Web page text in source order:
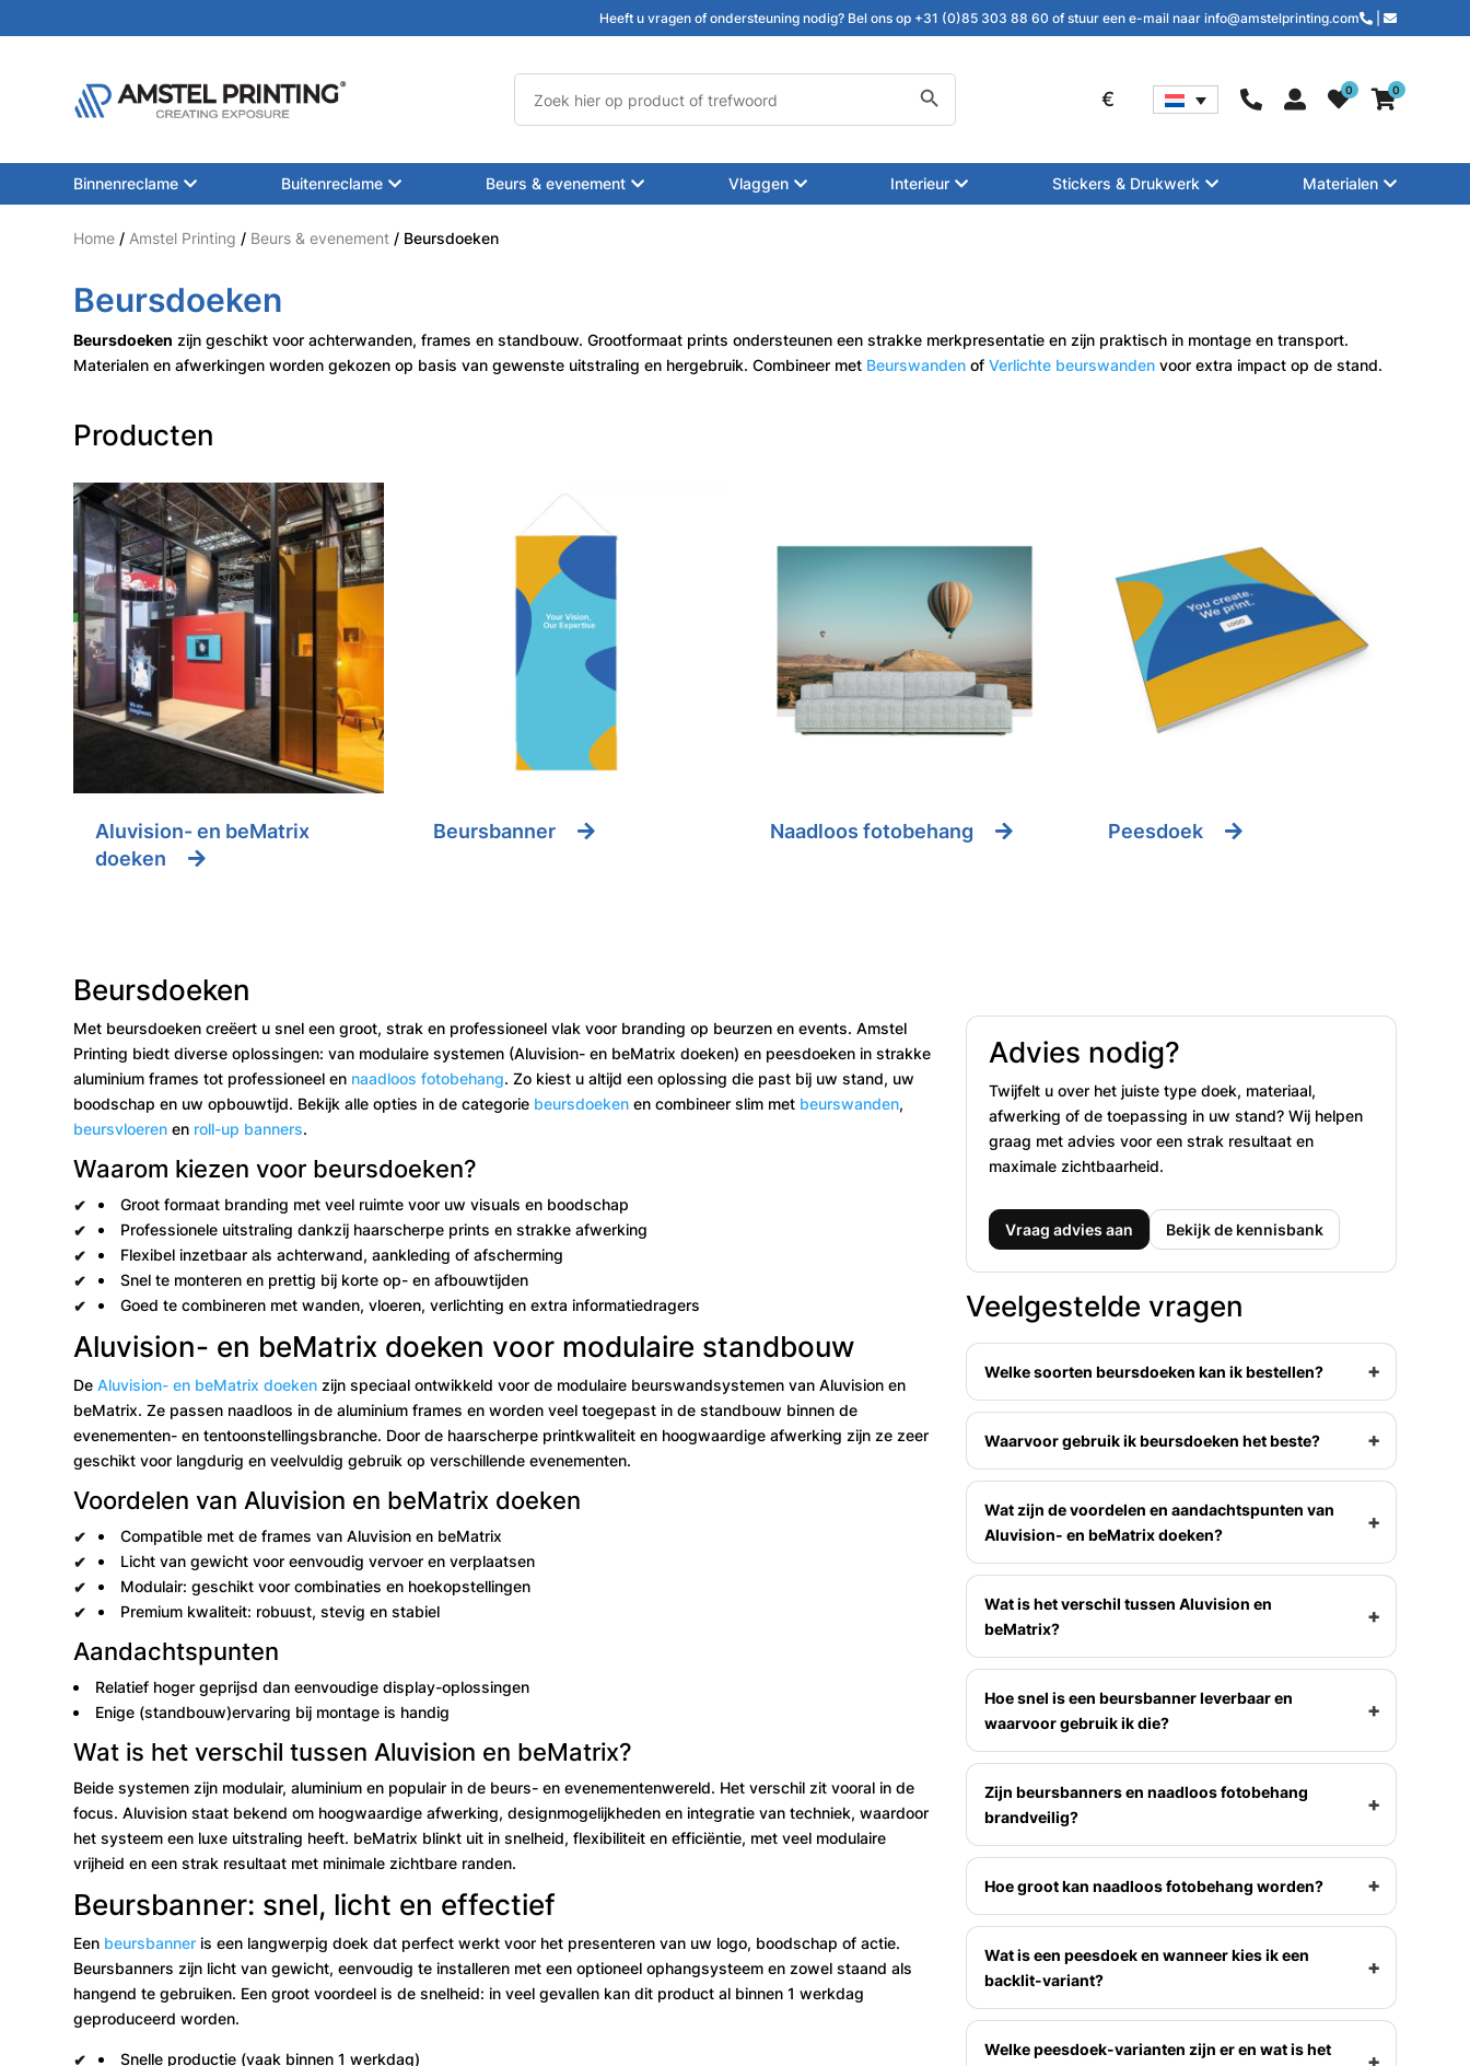
Heeft u vragen of ondersteuning nodig? Bel ons op +31 (0)85 303 88 60 of stuur een e-mail naar info@amstelprinting.com
naar:
Zoekknop
€ 0 0
Binnenreclame Buitenreclame Beurs & evenement Vlaggen Interieur Stickers & Drukwerk Materialen
Home / Amstel Printing / Beurs & evenement / Beursdoeken
Beursdoeken
Beursdoeken zijn geschikt voor achterwanden, frames en standbouw. Grootformaat prints ondersteunen een strakke merkpresentatie en zijn praktisch in montage en transport.
Materialen en afwerkingen worden gekozen op basis van gewenste uitstraling en hergebruik. Combineer met Beurswanden ofVerlichte beurswanden voor extra impact op de stand.
Producten
Aluvision- en beMatrix
doeken
Beursbanner Naadloos fotobehang Peesdoek
Beursdoeken
Met beursdoeken creëert u snel een groot, strak en professioneel vlak voor branding op beurzen en events. Amstel
Printing biedt diverse oplossingen: van modulaire systemen (Aluvision- en beMatrix doeken) en peesdoeken in strakke
aluminium frames tot professioneel en naadloos fotobehang. Zo kiest u altijd een oplossing die past bij uw stand, uw
boodschap en uw opbouwtijd. Bekijk alle opties in de categorie beursdoeken en combineer slim met beurswanden,
beursvloeren en roll-up banners.
Waarom kiezen voor beursdoeken?
Groot formaat branding met veel ruimte voor uw visuals en boodschap
Professionele uitstraling dankzij haarscherpe prints en strakke afwerking
Flexibel inzetbaar als achterwand, aankleding of afscherming
Snel te monteren en prettig bij korte op- en afbouwtijden
Goed te combineren met wanden, vloeren, verlichting en extra informatiedragers
Aluvision- en beMatrix doeken voor modulaire standbouw
DeAluvision- en beMatrix doeken zijn speciaal ontwikkeld voor de modulaire beurswandsystemen van Aluvision en
beMatrix. Ze passen naadloos in de aluminium frames en worden veel toegepast in de standbouw binnen de
evenementen- en tentoonstellingsbranche. Door de haarscherpe printkwaliteit en hoogwaardige afwerking zijn ze zeer
geschikt voor langdurig en veelvuldig gebruik op verschillende evenementen.
Voordelen van Aluvision en beMatrix doeken
Compatible met de frames van Aluvision en beMatrix
Licht van gewicht voor eenvoudig vervoer en verplaatsen
Modulair: geschikt voor combinaties en hoekopstellingen
Premium kwaliteit: robuust, stevig en stabiel
Aandachtspunten
Relatief hoger geprijsd dan eenvoudige display-oplossingen
Enige (standbouw)ervaring bij montage is handig
Wat is het verschil tussen Aluvision en beMatrix?
Beide systemen zijn modulair, aluminium en populair in de beurs- en evenementenwereld. Het verschil zit vooral in de
focus. Aluvision staat bekend om hoogwaardige afwerking, designmogelijkheden en integratie van techniek, waardoor
het systeem een luxe uitstraling heeft. beMatrix blinkt uit in snelheid, flexibiliteit en efficiëntie, met veel modulaire
vrijheid en een strak resultaat met minimale zichtbare randen.
Beursbanner: snel, licht en effectief
Een beursbanner is een langwerpig doek dat perfect werkt voor het presenteren van uw logo, boodschap of actie.
Beursbanners zijn licht van gewicht, eenvoudig te installeren met een optioneel ophangsysteem en zowel staand als
hangend te gebruiken. Een groot voordeel is de snelheid: in veel gevallen kan dit product al binnen 1 werkdag
geproduceerd worden.
Snelle productie (vaak binnen 1 werkdag)
Advies nodig?
Twijfelt u over het juiste type doek, materiaal,
afwerking of de toepassing in uw stand? Wij helpen
graag met advies voor een strak resultaat en
maximale zichtbaarheid.
Vraag advies aan Bekijk de kennisbank
Veelgestelde vragen
Welke soorten beursdoeken kan ik bestellen?
Waarvoor gebruik ik beursdoeken het beste?
Wat zijn de voordelen en aandachtspunten van
Aluvision- en beMatrix doeken?
Wat is het verschil tussen Aluvision en
beMatrix?
Hoe snel is een beursbanner leverbaar en
waarvoor gebruik ik die?
Zijn beursbanners en naadloos fotobehang
brandveilig?
Hoe groot kan naadloos fotobehang worden?
Wat is een peesdoek en wanneer kies ik een
backlit-variant?
Welke peesdoek-varianten zijn er en wat is het